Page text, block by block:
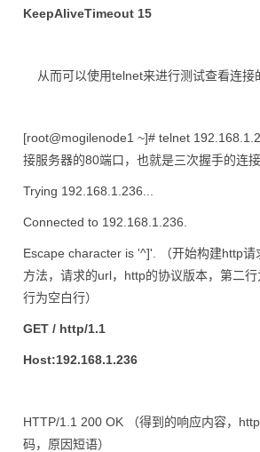
KeepAliveTimeout 15
从而可以使用telnet来进行测试查看连接
[root@mogilenode1 ~]# telnet
接服务器的80端口，也就是三次握手的连接
Trying 192.168.1.236...
Connected to 192.168.1.236.
Escape character is '^]'. （开始构建http请
方法，请求的url，http的协议版本，第二
行为空白行）
GET / http/1.1
Host:192.168.1.236
HTTP/1.1 200 OK （得到的响应内容，
码，原因短语）